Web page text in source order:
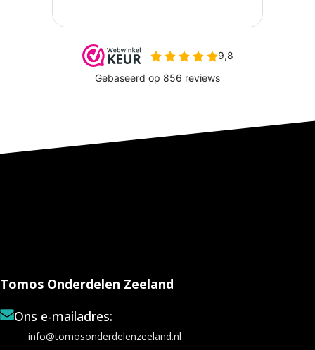
Tomos Onderdelen Zeeland
Ons e-mailadres:
info@tomosonderdelenzeeland.nl